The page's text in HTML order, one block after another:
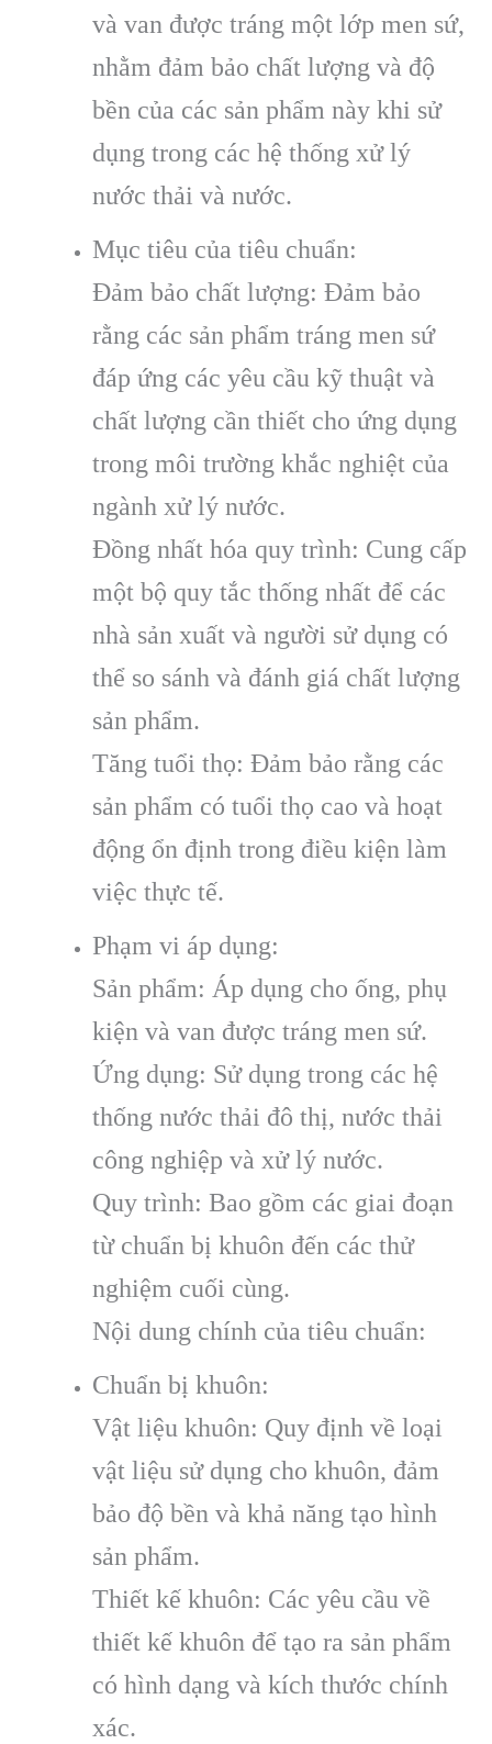
và van được tráng một lớp men sứ,
nhằm đảm bảo chất lượng và độ
bền của các sản phẩm này khi sử
dụng trong các hệ thống xử lý
nước thải và nước.
Mục tiêu của tiêu chuẩn:
Đảm bảo chất lượng: Đảm bảo
rằng các sản phẩm tráng men sứ
đáp ứng các yêu cầu kỹ thuật và
chất lượng cần thiết cho ứng dụng
trong môi trường khắc nghiệt của
ngành xử lý nước.
Đồng nhất hóa quy trình: Cung cấp
một bộ quy tắc thống nhất để các
nhà sản xuất và người sử dụng có
thể so sánh và đánh giá chất lượng
sản phẩm.
Tăng tuổi thọ: Đảm bảo rằng các
sản phẩm có tuổi thọ cao và hoạt
động ổn định trong điều kiện làm
việc thực tế.
Phạm vi áp dụng:
Sản phẩm: Áp dụng cho ống, phụ
kiện và van được tráng men sứ.
Ứng dụng: Sử dụng trong các hệ
thống nước thải đô thị, nước thải
công nghiệp và xử lý nước.
Quy trình: Bao gồm các giai đoạn
từ chuẩn bị khuôn đến các thử
nghiệm cuối cùng.
Nội dung chính của tiêu chuẩn:
Chuẩn bị khuôn:
Vật liệu khuôn: Quy định về loại
vật liệu sử dụng cho khuôn, đảm
bảo độ bền và khả năng tạo hình
sản phẩm.
Thiết kế khuôn: Các yêu cầu về
thiết kế khuôn để tạo ra sản phẩm
có hình dạng và kích thước chính
xác.